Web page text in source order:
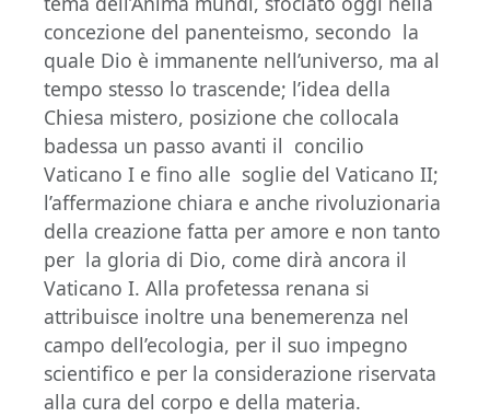
concezione del panenteismo, secondo la
quale Dio è immanente nell’universo, ma al
tempo stesso lo trascende; l’idea della
Chiesa mistero, posizione che collocala
badessa un passo avanti il concilio
Vaticano I e fino alle soglie del Vaticano II;
l’affermazione chiara e anche rivoluzionaria
della creazione fatta per amore e non tanto
per la gloria di Dio, come dirà ancora il
Vaticano I. Alla profetessa renana si
attribuisce inoltre una benemerenza nel
campo dell’ecologia, per il suo impegno
scientifico e per la considerazione riservata
alla cura del corpo e della materia.